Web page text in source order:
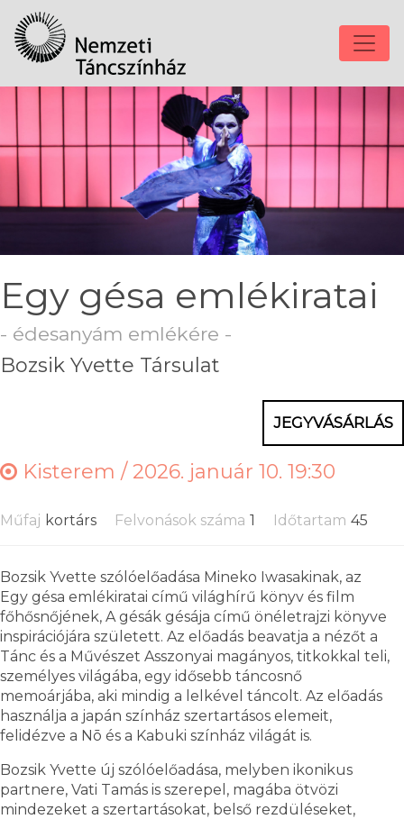
Egy gésa emlékiratai
- édesanyám emlékére -
Bozsik Yvette Társulat
JEGYVÁSÁRLÁS
Kisterem /2026. január 10. 19:30
Műfaj kortárs Felvonások száma 1 Időtartam 45
Bozsik Yvette szólóelőadása Mineko Iwasakinak, az
Egy gésa emlékiratai című világhírű könyv és film
főhősnőjének, A gésák gésája című önéletrajzi könyve
inspirációjára született. Az előadás beavatja a nézőt a
Tánc és a Művészet Asszonyai magányos, titkokkal teli,
személyes világába, egy idősebb táncosnő
memoárjába, aki mindig a lelkével táncolt. Az előadás
használja a japán színház szertartásos elemeit,
felidézve a Nō és a Kabuki színház világát is.
Bozsik Yvette új szólóelőadása, melyben ikonikus
partnere, Vati Tamás is szerepel, magába ötvözi
mindezeket a szertartásokat, belső rezdüléseket,